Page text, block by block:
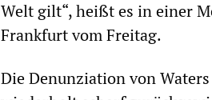
Welt gilt“, heißt es in einer
Frankfurt vom Freitag.
Die Denunziation von